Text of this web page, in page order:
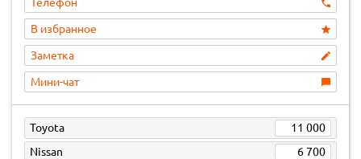
В избранное
Заметка
Мини-чат
Toyota
11 000
Nissan
6 700